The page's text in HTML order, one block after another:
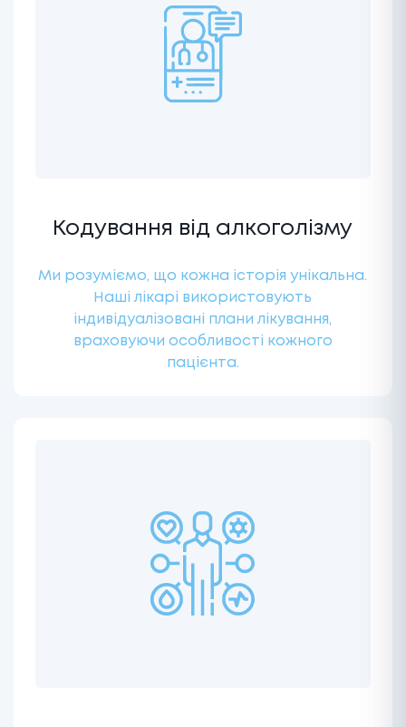
Кодування від алкоголізму
Ми розуміємо, що кожна історія унікальна.
Наші лікарі використовують
індивідуалізовані плани лікування,
враховуючи особливості кожного
пацієнта.